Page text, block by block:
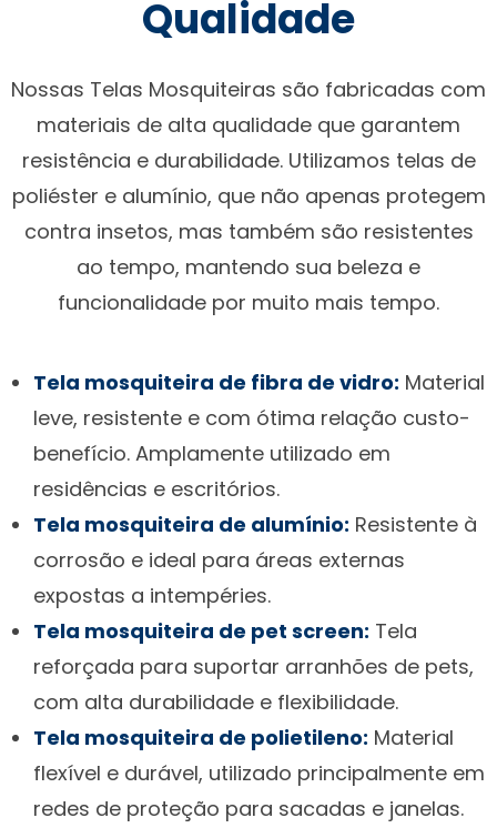
Qualidade
Nossas Telas Mosquiteiras são fabricadas com
materiais de alta qualidade que garantem
resistência e durabilidade. Utilizamos telas de
poliéster e alumínio, que não apenas protegem
contra insetos, mas também são resistentes
ao tempo, mantendo sua beleza e
funcionalidade por muito mais tempo.
Tela mosquiteira de fibra de vidro: Material
leve, resistente e com ótima relação custo-
benefício. Amplamente utilizado em
residências e escritórios.
Tela mosquiteira de alumínio: Resistente à
corrosão e ideal para áreas externas
expostas a intempéries.
Tela mosquiteira de pet screen: Tela
reforçada para suportar arranhões de pets,
com alta durabilidade e flexibilidade.
Tela mosquiteira de polietileno: Material
flexível e durável, utilizado principalmente em
redes de proteção para sacadas e janelas.